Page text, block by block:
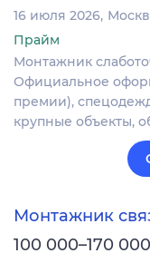
16 июля 2026
Прайм
Монтажник
Официальное
премии),
крупные объекты,
Монтажник
100 000–170 000